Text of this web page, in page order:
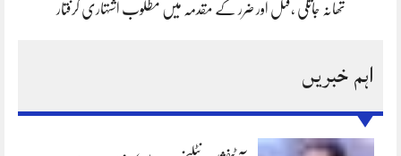
تھانہ جاتلی ،قتل اور ضرر کے مقدمہ میں مطلوب اشتہاری گرفتار
اہم خبریں